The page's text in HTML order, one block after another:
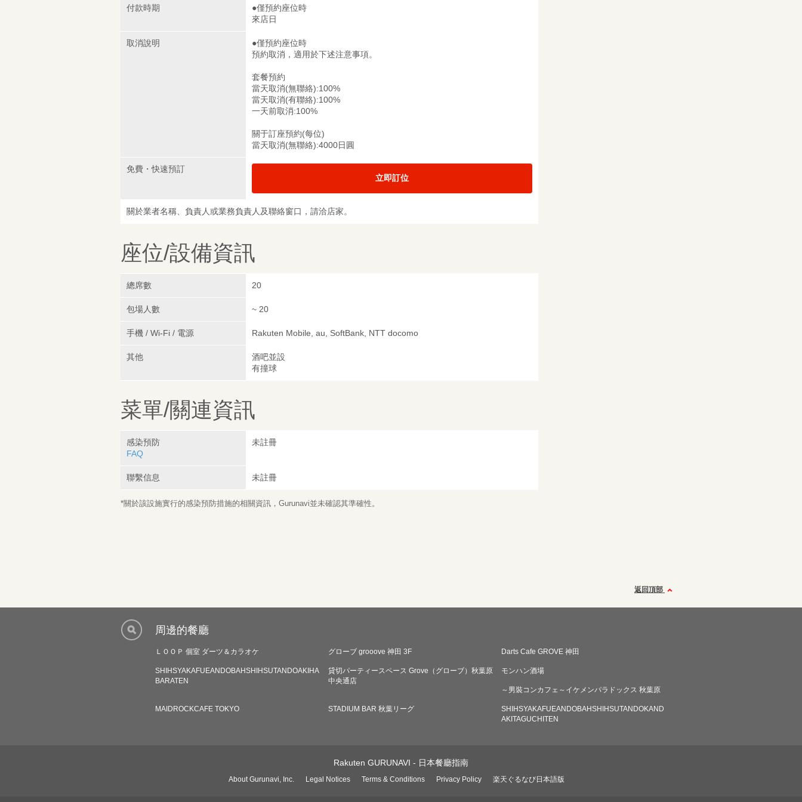
付款時期
●僅預約座位時
來店日
取消說明
●僅預約座位時
預約取消，適用於下述注意事項。
套餐預約
當天取消(無聯絡):100%
當天取消(有聯絡):100%
一天前取消:100%
關于訂座預約(每位)
當天取消(無聯絡):4000日圓
免費・快速預訂
立即訂位
關於業者名稱、負責人或業務負責人及聯絡窗口，請洽店家。
座位/設備資訊
總席數 20
包場人數 ~ 20
手機 / Wi-Fi / 電源 Rakuten Mobile, au, SoftBank, NTT docomo
其他
酒吧並設
有撞球
菜單/關連資訊
感染預防
FAQ
未註冊
聯繫信息 未註冊
*關於該設施實行的感染預防措施的相關資訊，Gurunavi並未確認其準確性。
返回頂部
周邊的餐廳
ＬＯＯＰ 個室 ダーツ＆カラオケ グローブ grooove 神田 3F Darts Cafe GROVE 神田
SHIHSYAKAFUEANDOBAHSHIHSUTANDOAKIHA
BARATEN
貸切パーティースペース Grove（グローブ）秋葉原
中央通店
モンハン酒場
～男裝コンカフェ～イケメンパラドックス 秋葉原
MAIDROCKCAFE TOKYO STADIUM BAR 秋葉リーグ
SHIHSYAKAFUEANDOBAHSHIHSUTANDOKAND
AKITAGUCHITEN
Rakuten GURUNAVI - 日本餐廳指南
About Gurunavi, Inc. Legal Notices Terms & Conditions Privacy Policy 楽天ぐるなび日本語版